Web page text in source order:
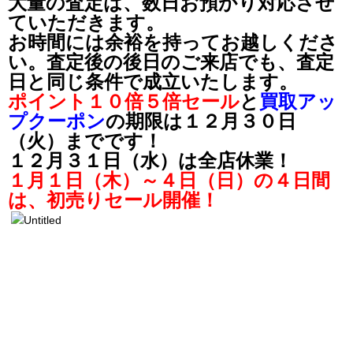
ていただきます。
お時間には余裕を持ってお越しくださ
い。査定後の後日のご来店でも、査定
日と同じ条件で成立いたします。
ポイント１０倍５倍セールと 買取アッ
プクーポンの期限は１２月３０日
（火）までです！
１２月３１日（水）は全店休業！
１月１日（木）～４日（日）の４日間
は、初売りセール開催！